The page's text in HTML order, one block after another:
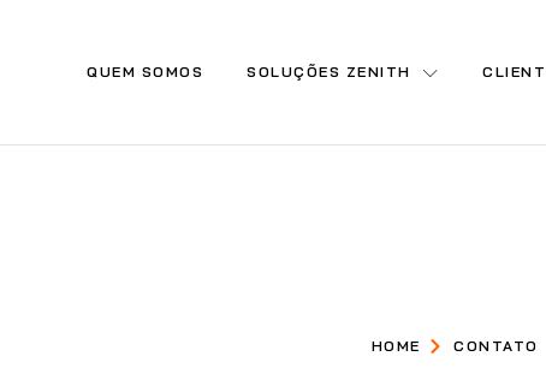
QUEM SOMOS SOLUÇÕES ZENITH
HOME CONTATO